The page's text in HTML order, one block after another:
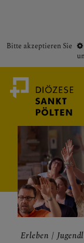
Bitte akzeptieren Sie
Medienportal
Bischof
Gottesdienste
Erleben